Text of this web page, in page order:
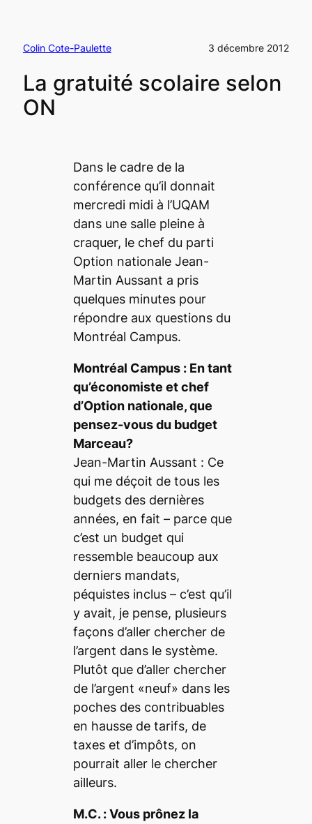
Colin Cote-Paulette 3 décembre 2012
La gratuité scolaire selon
ON
Dans le cadre de la
conférence qu’il donnait
mercredi midi à l’UQAM
dans une salle pleine à
craquer, le chef du parti
Option nationale Jean-
Martin Aussant a pris
quelques minutes pour
répondre aux questions du
Montréal Campus.
Montréal Campus :En tant
qu’économiste et chef
d’Option nationale, que
pensez-vous du budget
Marceau?
Jean-Martin Aussant : Ce
qui me déçoit de tous les
budgets des dernières
années, en fait – parce que
c’est un budget qui
ressemble beaucoup aux
derniers mandats,
péquistes inclus – c’est qu’il
y avait, je pense, plusieurs
façons d’aller chercher de
l’argent dans le système.
Plutôt que d’aller chercher
de l’argent «neuf» dans les
poches des contribuables
en hausse de tarifs, de
taxes et d’impôts, on
pourrait aller le chercher
ailleurs.
M.C. :Vous prônez la